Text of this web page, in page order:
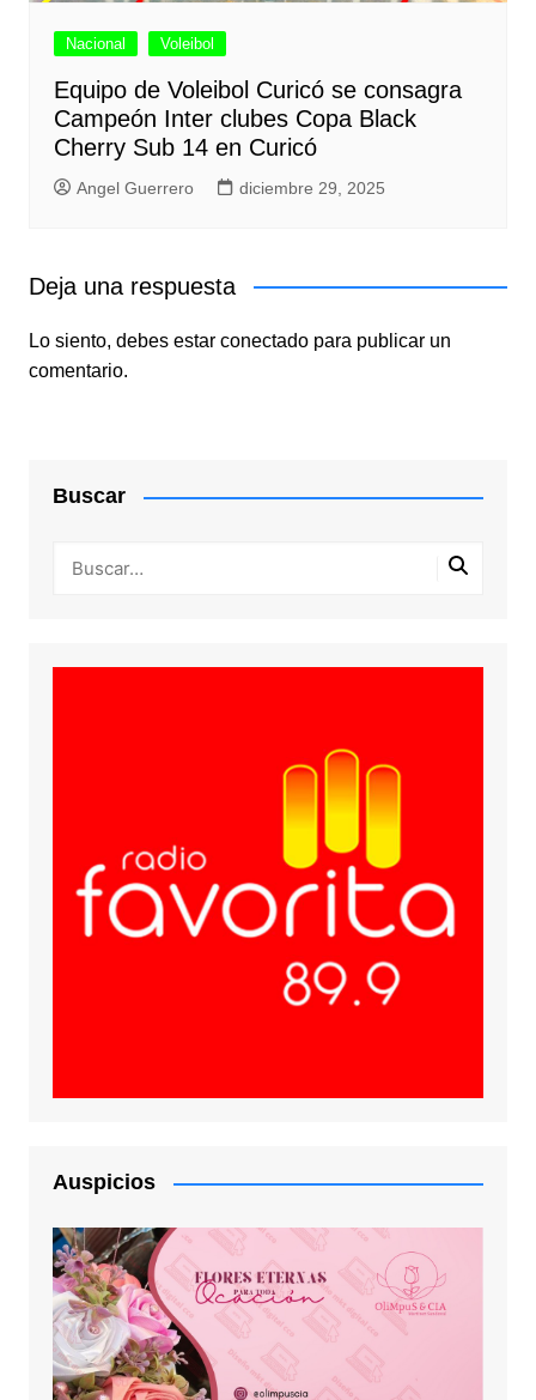
Nacional Voleibol
Equipo de Voleibol Curicó se consagra
Campeón Inter clubes Copa Black
Cherry Sub 14 en Curicó
Angel Guerrero diciembre 29, 2025
Deja una respuesta
Lo siento, debes estar conectadopara publicar un
comentario.
Buscar
Auspicios